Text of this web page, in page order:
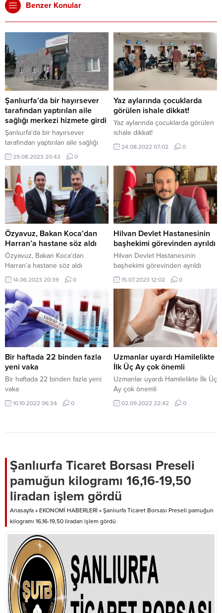
Benzer Konular
Şanlıurfa’da bir hayırsever
tarafından yaptırılan aile
sağlığı merkezi hizmete girdi
Şanlıurfa'da bir hayırsever
tarafından yaptırılan aile sağlığı
merkezi hizmete girdi
29.08.2023 20:43 0
Yaz aylarında çocuklarda
görülen ishale dikkat!
Yaz aylarında çocuklarda görülen
ishale dikkat!
24.08.2022 07:02 0
Özyavuz, Bakan Koca’dan
Harran’a hastane söz aldı
Özyavuz, Bakan Koca’dan
Harran’a hastane söz aldı
14.06.2023 20:39 0
Hilvan Devlet Hastanesinin
başhekimi görevinden ayrıldı
Hilvan Devlet Hastanesinin
başhekimi görevinden ayrıldı
15.07.2023 12:02 0
Bir haftada 22 binden fazla
yeni vaka
Bir haftada 22 binden fazla yeni
vaka
10.10.2022 06:34 0
Uzmanlar uyardı Hamilelikte
İlk Üç Ay çok önemli
Uzmanlar uyardı Hamilelikte İlk Üç
Ay çok önemli
02.09.2022 22:42 0
Şanlıurfa Ticaret Borsası Preseli
pamuğun kilogramı 16,16-19,50
liradan işlem gördü
Anasayfa » EKONOMİ HABERLERİ » Şanlıurfa Ticaret Borsası Preseli pamuğun
kilogramı 16,16-19,50 liradan işlem gördü